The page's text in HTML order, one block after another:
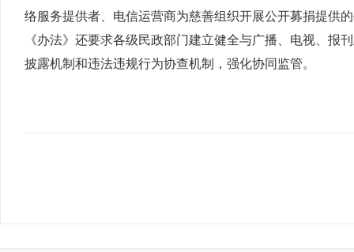
络服务提供者、电信运营商为慈善组织开展公开募捐提供
《办法》还要求各级民政部门建立健全与广播、电视、
披露机制和违法违规行为协查机制，强化协同监管。